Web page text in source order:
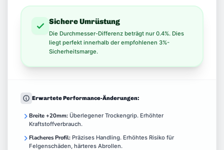
Sichere Umrüstung
Die Durchmesser-Differenz beträgt nur 0.4%. Dies
liegt perfekt innerhalb der empfohlenen 3%-
Sicherheitsmarge.
Erwartete Performance-Änderungen:
Breite +20mm:Überlegener Trockengrip. Erhöhter
Kraftstoffverbrauch.
Flacheres Profil:Präzises Handling. Erhöhtes Risiko für
Felgenschäden, härteres Abrollen.